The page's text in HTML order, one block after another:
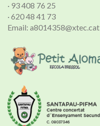
· 93 408 76 25
· 620 48 41 73
Email: a8014358@xtec.cat